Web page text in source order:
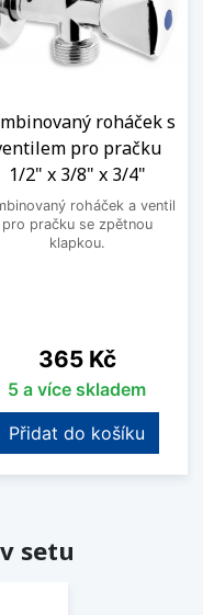
roháček s
pro pračku
1/2" x 3/8" x 3/4"
roháček a ventil
pro pračku se zpětnou
klapkou.
Cena
365 Kč
5 a více skladem
Přidat do košíku
setu